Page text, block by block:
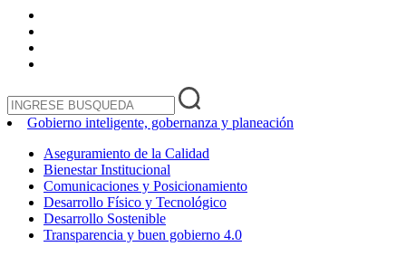
Gobierno inteligente, gobernanza y planeación
Aseguramiento de la Calidad
Bienestar Institucional
Comunicaciones y Posicionamiento
Desarrollo Físico y Tecnológico
Desarrollo Sostenible
Transparencia y buen gobierno 4.0